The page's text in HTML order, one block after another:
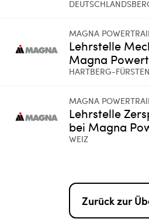
MAGNA
Lehrstelle
Magna
HARTBERG-
MAGNA
Lehrstelle
bei Magna
WEIZ
Zurück zur